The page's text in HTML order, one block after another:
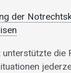
der
unterstützte die